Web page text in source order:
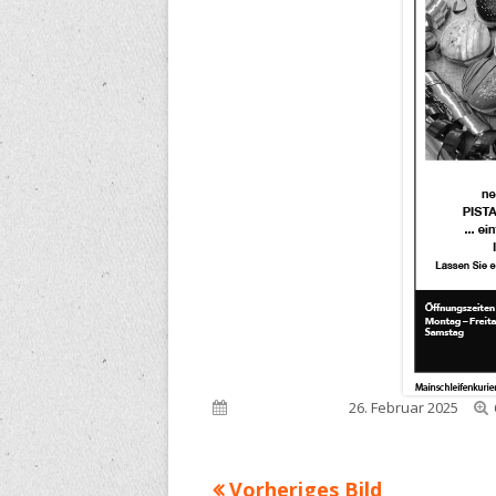
Veröffentlicht am26. Februar 2025
Vorheriges Bild